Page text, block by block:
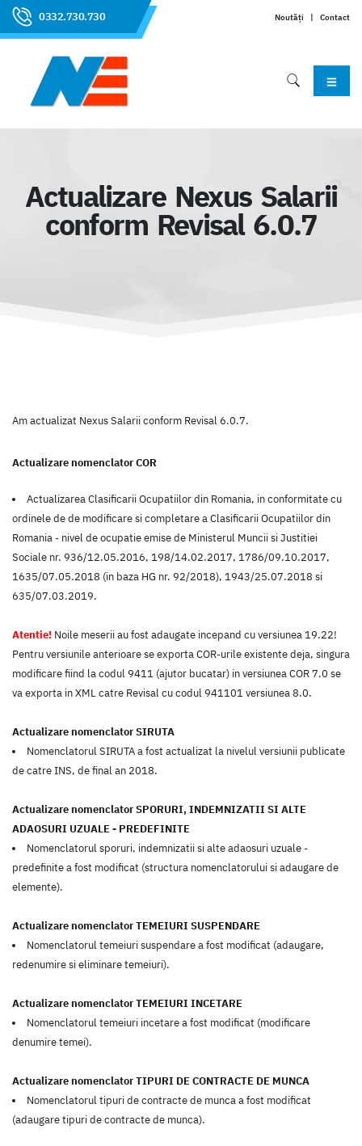
0332.730.730 Noutăți | Contact
Actualizare Nexus Salarii
conform Revisal 6.0.7
Am actualizat Nexus Salarii conform Revisal 6.0.7.
Actualizare nomenclator COR
Actualizarea Clasificarii Ocupatiilor din Romania, in conformitate cu
ordinele de de modificare si completare a Clasificarii Ocupatiilor din
Romania - nivel de ocupatie emise de Ministerul Muncii si Justitiei
Sociale nr. 936/12.05.2016, 198/14.02.2017, 1786/09.10.2017,
1635/07.05.2018 (in baza HG nr. 92/2018), 1943/25.07.2018 si
635/07.03.2019.
Atentie! Noile meserii au fost adaugate incepand cu versiunea 19.22!
Pentru versiunile anterioare se exporta COR-urile existente deja, singura
modificare fiind la codul 9411 (ajutor bucatar) in versiunea COR 7.0 se
va exporta in XML catre Revisal cu codul 941101 versiunea 8.0.
Actualizare nomenclator SIRUTA
Nomenclatorul SIRUTA a fost actualizat la nivelul versiunii publicate
de catre INS, de final an 2018.
Actualizare nomenclator SPORURI, INDEMNIZATII SI ALTE
ADAOSURI UZUALE - PREDEFINITE
Nomenclatorul sporuri, indemnizatii si alte adaosuri uzuale -
predefinite a fost modificat (structura nomenclatorului si adaugare de
elemente).
Actualizare nomenclator TEMEIURI SUSPENDARE
Nomenclatorul temeiuri suspendare a fost modificat (adaugare,
redenumire si eliminare temeiuri).
Actualizare nomenclator TEMEIURI INCETARE
Nomenclatorul temeiuri incetare a fost modificat (modificare
denumire temei).
Actualizare nomenclator TIPURI DE CONTRACTE DE MUNCA
Nomenclatorul tipuri de contracte de munca a fost modificat
(adaugare tipuri de contracte de munca).